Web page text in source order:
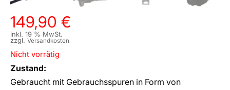
149,90 €
inkl. 19 % MwSt.
zzgl. Versandkosten
Nicht vorrätig
Zustand:
Gebraucht mit Gebrauchsspuren in Form von